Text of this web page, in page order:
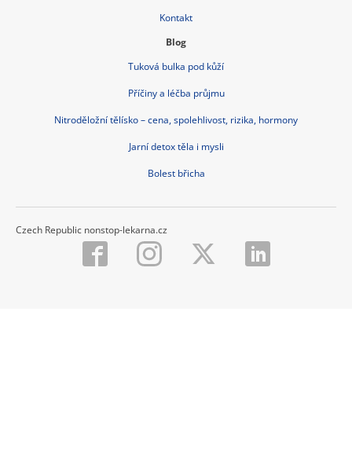
Kontakt
Blog
Tuková bulka pod kůží
Příčiny a léčba průjmu
Nitroděložní tělísko – cena, spolehlivost, rizika, hormony
Jarní detox těla i mysli
Bolest břicha
Czech Republic nonstop-lekarna.cz